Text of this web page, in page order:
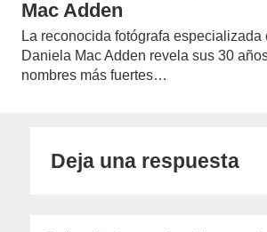
Mac Adden
La reconocida fotógrafa especializada
Daniela Mac Adden revela sus 30
nombres más fuertes…
Deja una respuesta